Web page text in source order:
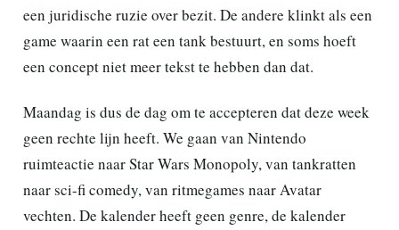
een juridische ruzie over bezit. De andere klinkt als een
game waarin een rat een tank bestuurt, en soms hoeft
een concept niet meer tekst te hebben dan dat.
Maandag is dus de dag om te accepteren dat deze week
geen rechte lijn heeft. We gaan van Nintendo
ruimteactie naar Star Wars Monopoly, van tankratten
naar sci-fi comedy, van ritmegames naar Avatar
vechten. De kalender heeft geen genre, de kalender